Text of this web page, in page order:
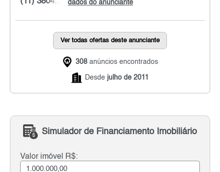
dados do anunciante
Ver todas ofertas deste anunciante
308 anúncios encontrados
Desde julho de 2011
Simulador de Financiamento Imobiliário
Valor imóvel R$: